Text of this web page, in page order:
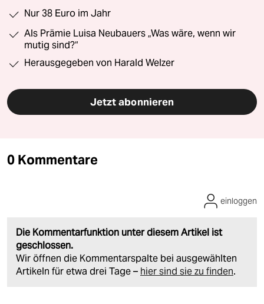
Nur 38 Euro im Jahr
Als Prämie Luisa Neubauers „Was wäre, wenn wir
mutig sind?“
Herausgegeben von Harald Welzer
Jetzt abonnieren
0 Kommentare
Die Kommentarfunktion unter diesem Artikel ist
geschlossen.
Wir öffnen die Kommentarspalte bei ausgewählten
Artikeln für etwa drei Tage – hier sind sie zu finden.
einloggen